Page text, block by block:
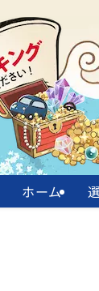
ホーム